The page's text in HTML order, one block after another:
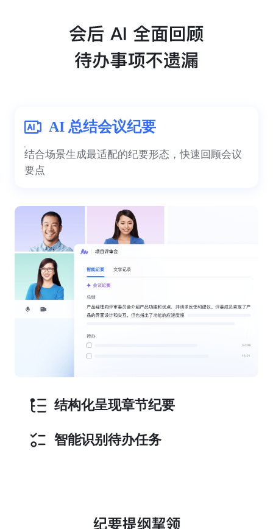
AI 总结会议纪要
结合场景生成最适配的纪要形态，快速回顾会议
要点
结构化呈现章节纪要
智能识别待办任务